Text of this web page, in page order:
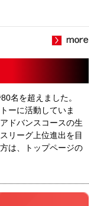
名を超えました。
ーに活動していま
ドバンスコースの生
リーグ上位進出を目
は、トップページの